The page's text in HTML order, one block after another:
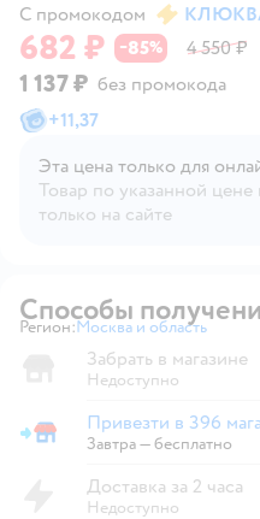
С промокодом
682 ₽ −85% 4 550 ₽
1 137 ₽ без промокода
+11,37
Эта цена только для
Товар по указанной
только на сайте
Способы
Регион: Выбор адреса
Москва и область
Забрать в магазине
Недоступно
Привезти в магазин
Привезти в 396
Завтра—бесплатно
Доставка за 2 часа
Недоступно